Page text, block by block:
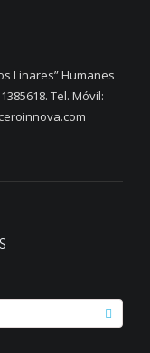
Linares” Humanes
Tel. Móvil: